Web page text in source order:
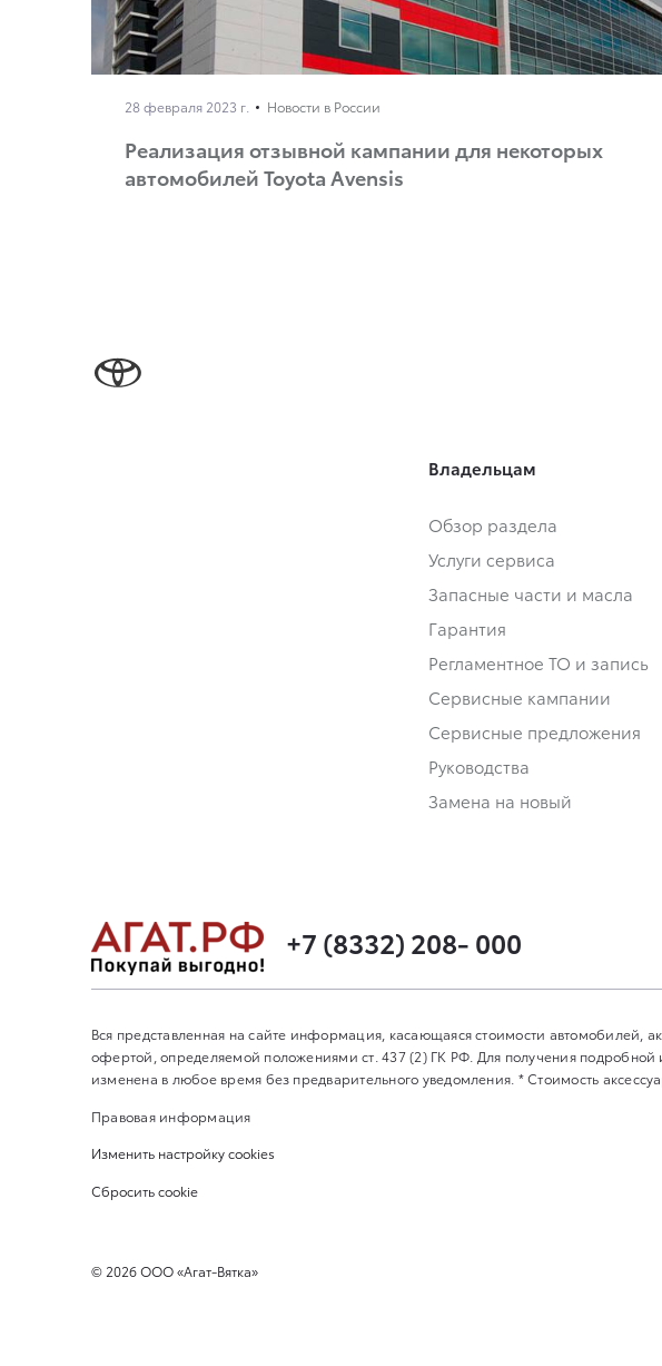
28 февраля 2023 г. Новости в России
Реализация отзывной кампании для некоторых
автомобилей Toyota Avensis
Владельцам
Обзор раздела
Услуги сервиса
Запасные части и масла
Гарантия
Регламентное ТО и запись
Сервисные кампании
Сервисные предложения
Руководства
Замена на новый
+7 (8332) 208- 000
Вся представленная на сайте информация, касающаяся стоимости автомобилей,
офертой, определяемой положениями ст. 437 (2) ГК РФ. Для получения
изменена в любое время без предварительного уведомления. * Стоимость
Правовая информация
Изменить настройку cookies
Сбросить cookie
© 2026ООО «Агат-Вятка»